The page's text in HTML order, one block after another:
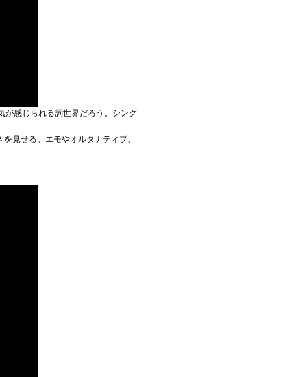
が感じられる詞世界だろう。シング
見せる。エモやオルタナティブ、